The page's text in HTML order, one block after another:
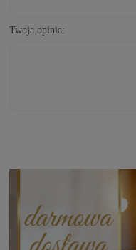
Twoja opinia: